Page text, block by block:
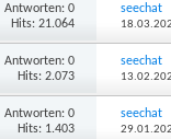
Antworten: 0
Hits: 21.064
seechat
Antworten: 0
Hits: 2.073
seechat
Antworten: 0
Hits: 1.403
seechat